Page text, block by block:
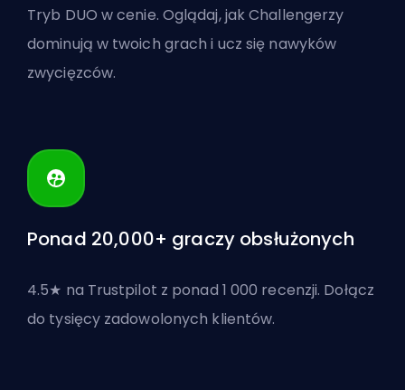
Tryb DUO w cenie. Oglądaj, jak Challengerzy
dominują w twoich grach i ucz się nawyków
zwycięzców.
Ponad 20,000+ graczy obsłużonych
4.5★ na Trustpilot z ponad 1 000 recenzji. Dołącz
do tysięcy zadowolonych klientów.